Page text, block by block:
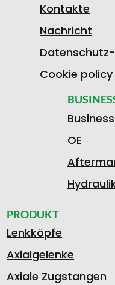
OE
PRODUKT
Lenkköpfe
Axialgelenke
Axiale Zugstangen
Kontakte
Nachricht
Cookie policy